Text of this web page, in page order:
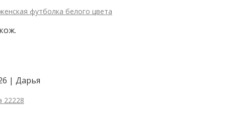
футболка белого цвета
| Дарья
22228